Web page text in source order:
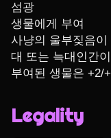
섬광
생물에게 부여
사냥의 울부짖음
대 또는 늑대인간
부여된 생물은 +2/
Legality